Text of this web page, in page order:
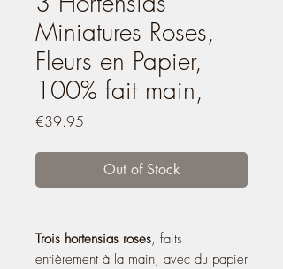
Miniatures Roses,
Fleurs en Papier,
100% fait main,
€39.95
Out of Stock
Trois hortensias roses, faits
entièrement à la main, avec du papier